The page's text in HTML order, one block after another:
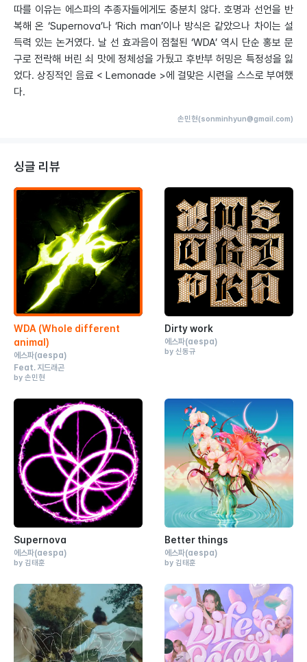
따를 이유는 에스파의 추종자들에게도 충분치 않다. 호명과 선언을 반
복해 온 ‘Supernova’나 ‘Rich man’이나 방식은 같았으나 차이는 설
득력 있는 논거였다. 날 선 효과음이 점철된 ‘WDA’ 역시 단순 홍보 문
구로 전락해 버린 쇠 맛에 정체성을 가뒀고 후반부 허밍은 특정성을 잃
었다. 상징적인 음료 < Lemonade >에 걸맞은 시련을 스스로 부여했
다.
손민현(sonminhyun@gmail.com)
싱글 리뷰
WDA (Whole different
animal)
에스파(aespa)
Feat. 지드래곤
by 손민현
Dirty work
에스파(aespa)
by 신동규
Supernova
에스파(aespa)
by 김태훈
Better things
에스파(aespa)
by 김태훈